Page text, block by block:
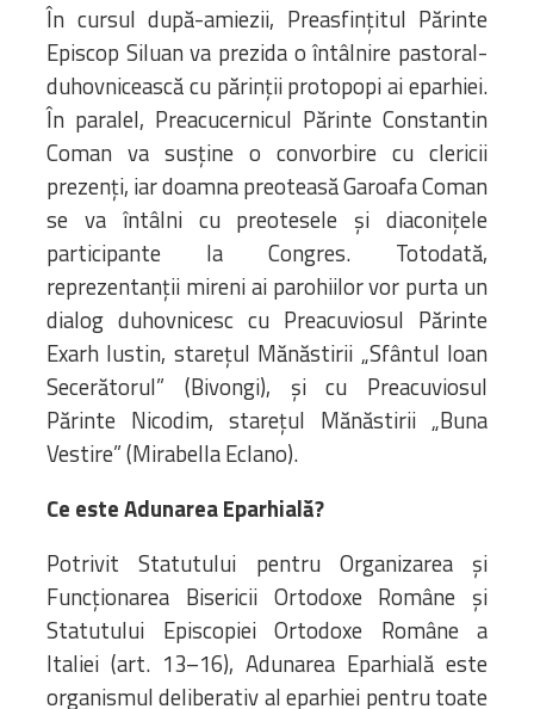
În cursul după-amiezii, Preasfințitul Părinte
Episcop Siluan va prezida o întâlnire pastoral-
duhovnicească cu părinții protopopi ai eparhiei.
În paralel, Preacucernicul Părinte Constantin
Coman va susține o convorbire cu clericii
prezenți, iar doamna preoteasă Garoafa Coman
se va întâlni cu preotesele și diaconițele
participante la Congres. Totodată,
reprezentanții mireni ai parohiilor vor purta un
dialog duhovnicesc cu Preacuviosul Părinte
Exarh Iustin, starețul Mănăstirii „Sfântul Ioan
Secerătorul” (Bivongi), și cu Preacuviosul
Părinte Nicodim, starețul Mănăstirii „Buna
Vestire” (Mirabella Eclano).
Ce este Adunarea Eparhială?
Potrivit Statutului pentru Organizarea și
Funcționarea Bisericii Ortodoxe Române și
Statutului Episcopiei Ortodoxe Române a
Italiei (art. 13–16), Adunarea Eparhială este
organismul deliberativ al eparhiei pentru toate